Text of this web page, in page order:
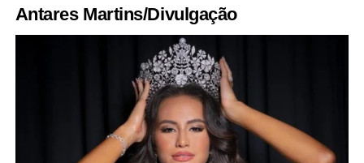
Antares Martins/Divulgação